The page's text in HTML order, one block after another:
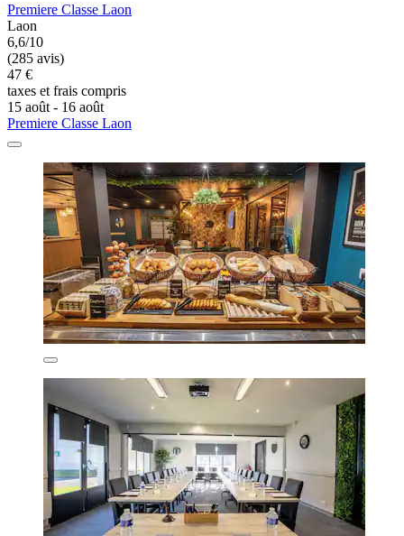
Premiere Classe Laon
Laon
6,6/10
(285 avis)
47 €
taxes et frais compris
15 août - 16 août
Premiere Classe Laon